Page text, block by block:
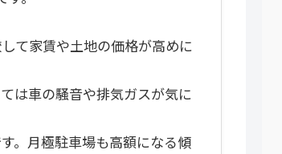
て家賃や土地の価格が高めに
は車の騒音や排気ガスが気に
。月極駐車場も高額になる傾